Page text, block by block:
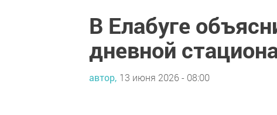
В Елабуге
дневной
автор, 13 июня 2026 - 08:00